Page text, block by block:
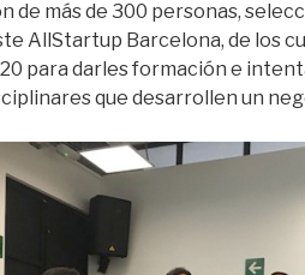
de más de 300 personas,
AllStartup Barcelona, de los
para darles formación e
que desarrollen un